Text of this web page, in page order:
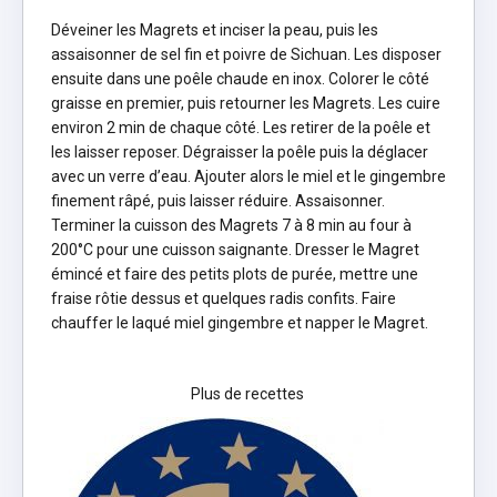
Déveiner les Magrets et inciser la peau, puis les
assaisonner de sel fin et poivre de Sichuan. Les disposer
ensuite dans une poêle chaude en inox. Colorer le côté
graisse en premier, puis retourner les Magrets. Les cuire
environ 2 min de chaque côté. Les retirer de la poêle et
les laisser reposer. Dégraisser la poêle puis la déglacer
avec un verre d’eau. Ajouter alors le miel et le gingembre
finement râpé, puis laisser réduire. Assaisonner.
Terminer la cuisson des Magrets 7 à 8 min au four à
200°C pour une cuisson saignante. Dresser le Magret
émincé et faire des petits plots de purée, mettre une
fraise rôtie dessus et quelques radis confits. Faire
chauffer le laqué miel gingembre et napper le Magret.
Plus de recettes